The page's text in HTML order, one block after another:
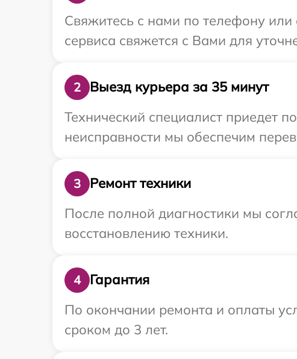
Свяжитесь с нами по телефону или
сервиса свяжется с Вами для
2
Выезд курьера за 35 минут
Технический специалист приедет
неисправности мы обеспечим
3
Ремонт техники
После полной диагностики мы
восстановлению техники.
4
Гарантия
По окончании ремонта и оплаты
сроком до 3 лет.